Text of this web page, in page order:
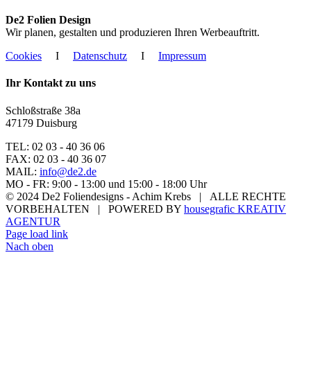
De2 Folien Design
Wir planen, gestalten und produzieren Ihren Werbeauftritt.
Cookies I Datenschutz I Impressum
Ihr Kontakt zu uns
Schloßstraße 38a
47179 Duisburg
TEL: 02 03 - 40 36 06
FAX: 02 03 - 40 36 07
MAIL: info@de2.de
MO - FR: 9:00 - 13:00 und 15:00 - 18:00 Uhr
© 2024 De2 Foliendesigns - Achim Krebs | ALLE RECHTE
VORBEHALTEN | POWERED BY housegrafic KREATIV
AGENTUR
Page load link
Nach oben